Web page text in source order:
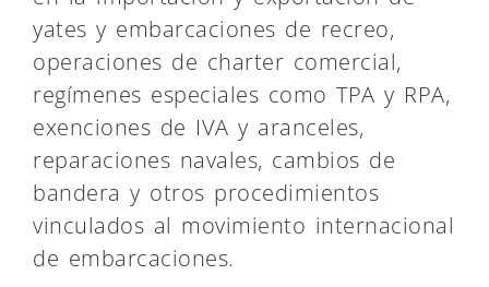
yates y embarcaciones de recreo,
operaciones de charter comercial,
regímenes especiales como TPA y RPA,
exenciones de IVA y aranceles,
reparaciones navales, cambios de
bandera y otros procedimientos
vinculados al movimiento internacional
de embarcaciones.